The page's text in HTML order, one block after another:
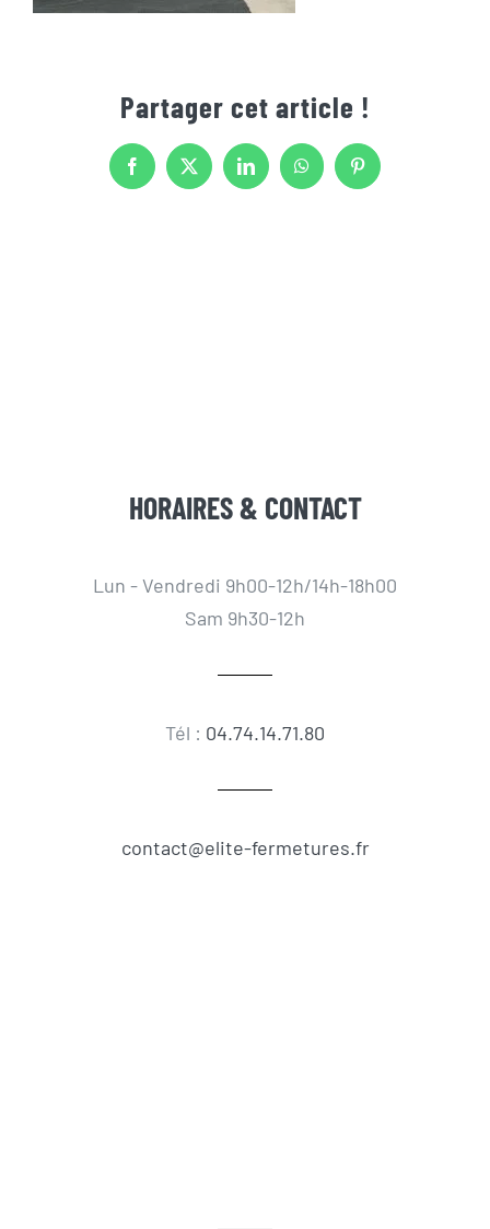
Partager cet article !
Facebook
X LinkedInWhatsAppPinterest
HORAIRES & CONTACT
Lun - Vendredi 9h00-12h/14h-18h00
Sam 9h30-12h
Tél : 04.74.14.71.80
contact@elite-fermetures.fr